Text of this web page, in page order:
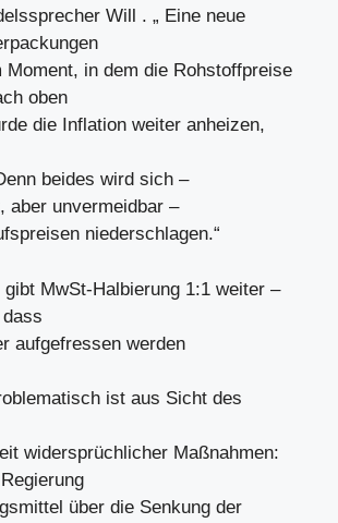
Will . „ Eine neue
Moment, in dem die Rohstoffpreise
oben
die Inflation weiter anheizen,
beides wird sich –
aber unvermeidbar –
niederschlagen.“
MwSt-Halbierung 1:1 weiter –
aufgefressen werden
ist aus Sicht des
widersprüchlicher Maßnahmen:
über die Senkung der